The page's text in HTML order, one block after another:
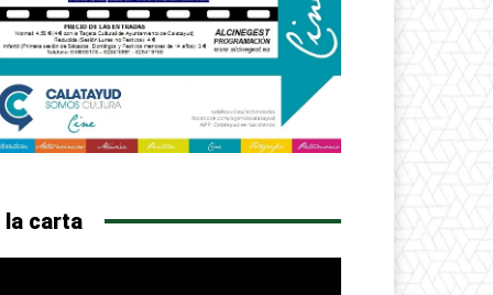
la carta